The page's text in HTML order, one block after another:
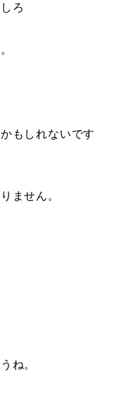
ろ
もしれないです
ません。
ね。